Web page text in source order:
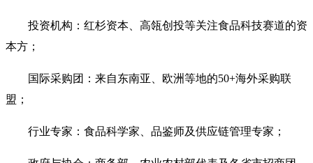
投资机构‌：红杉资本、高瓴创投等关注食品科技赛道的资
本方；
国际采购团‌：来自东南亚、欧洲等地的50+海外采购联
盟；
行业专家‌：食品科学家、品鉴师及供应链管理专家；